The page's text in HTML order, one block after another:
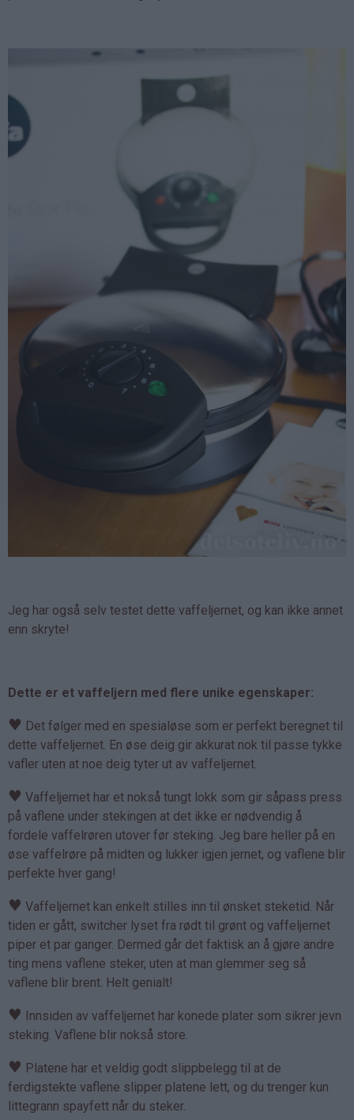
Jeg har også selv testet dette vaffeljernet, og kan ikke annet
enn skryte!
Dette er et vaffeljern med flere unike egenskaper:
♥ Det følger med en spesialøse som er perfekt beregnet til
dette vaffeljernet. En øse deig gir akkurat nok til passe tykke
vafler uten at noe deig tyter ut av vaffeljernet.
♥ Vaffeljernet har et nokså tungt lokk som gir såpass press
på vaflene under stekingen at det ikke er nødvendig å
fordele vaffelrøren utover før steking. Jeg bare heller på en
øse vaffelrøre på midten og lukker igjen jernet, og vaflene blir
perfekte hver gang!
♥ Vaffeljernet kan enkelt stilles inn til ønsket steketid. Når
tiden er gått, switcher lyset fra rødt til grønt og vaffeljernet
piper et par ganger. Dermed går det faktisk an å gjøre andre
ting mens vaflene steker, uten at man glemmer seg så
vaflene blir brent. Helt genialt!
♥ Innsiden av vaffeljernet har konede plater som sikrer jevn
steking. Vaflene blir nokså store.
♥ Platene har et veldig godt slippbelegg til at de
ferdigstekte vaflene slipper platene lett, og du trenger kun
littegrann spayfett når du steker.